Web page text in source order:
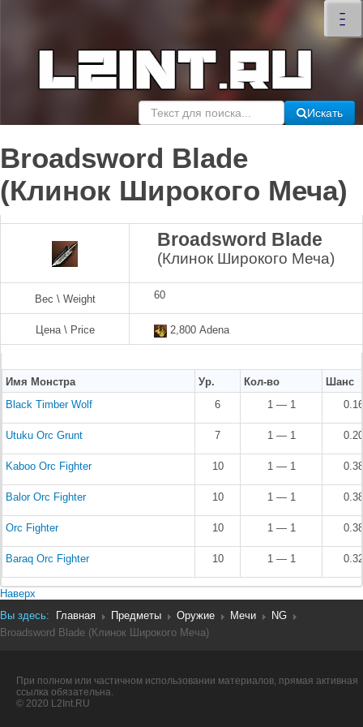
–
–
–
×
Искать
Broadsword Blade
(Клинок Широкого Меча)
Broadsword Blade
(Клинок Широкого Меча)
Вес \ Weight 60
Цена \ Price 2,800 Adena
Имя Монстра Ур. Кол-во
Шанс
Black Timber Wolf
6 1 — 1
Utuku Orc Grunt 7 1 — 1
Kaboo Orc Fighter 10 1 — 1
Balor Orc Fighter 10 1 — 1
Orc Fighter 10 1 — 1
Baraq Orc Fighter 10 1 — 1
Наверх
Вы здесь:
Главная Предметы Оружие Мечи
NG
Broadsword Blade (Клинок Широкого Меча)
При полном или частичном использовании материалов, прямая активная
ссылка обязательна.
© 2020 L2Int.RU